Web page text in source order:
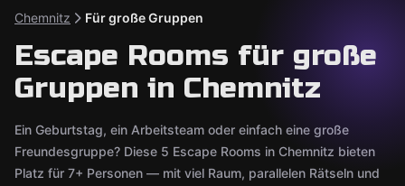
Chemnitz Für große Gruppen
Escape Rooms für große
Gruppen in Chemnitz
Ein Geburtstag, ein Arbeitsteam oder einfach eine große
Freundesgruppe? Diese 5 Escape Rooms in Chemnitz bieten
Platz für 7+ Personen — mit viel Raum, parallelen Rätseln und